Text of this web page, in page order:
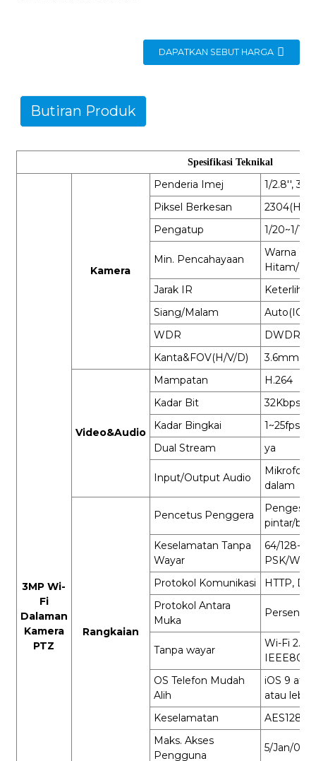
DAPATKAN SEBUT HARGA
Butiran Produk
Spesifikasi Teknikal
3MP Wi-
Fi
Dalaman
Kamera
PTZ
Kamera
Penderia Imej
1/2.8'', 3
Piksel Berkesan
2304(H) x
Pengatup
1/20~1/
Min. Pencahayaan
Warna
Hitam/
Jarak IR
Siang/Malam
WDR
DWDR
Kanta&FOV(H/V/D)
Video&Audio
Mampatan
H.264
Kadar Bit
Kadar Bingkai
1~25fps
Dual Stream
ya
Input/Output Audio
Mikrofon/
dalam
Rangkaian
Pencetus Penggera
pintar/
Keselamatan Tanpa
Wayar
64/128-
PSK/
Protokol Komunikasi
HTTP,
Protokol Antara
Muka
Tanpa wayar
Wi-Fi
OS Telefon Mudah
Alih
iOS 9
atau lebih
Keselamatan
AES128
Maks. Akses
Pengguna
5/Jan/00